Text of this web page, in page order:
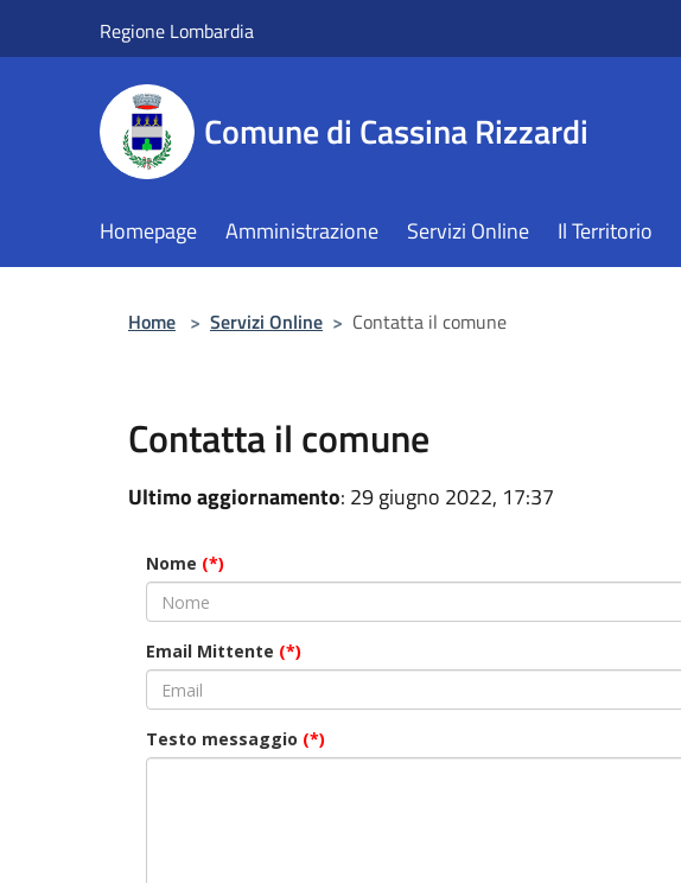
Regione Lombardia
Comune di Cassina Rizzardi
Homepage Amministrazione Servizi Online Il Territorio
Home > Servizi Online > Contatta il comune
Contatta il comune
Ultimo aggiornamento: 29 giugno 2022, 17:37